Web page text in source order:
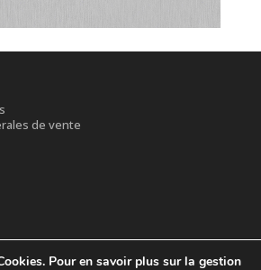
de vente
Pour en savoir plus sur la gestion